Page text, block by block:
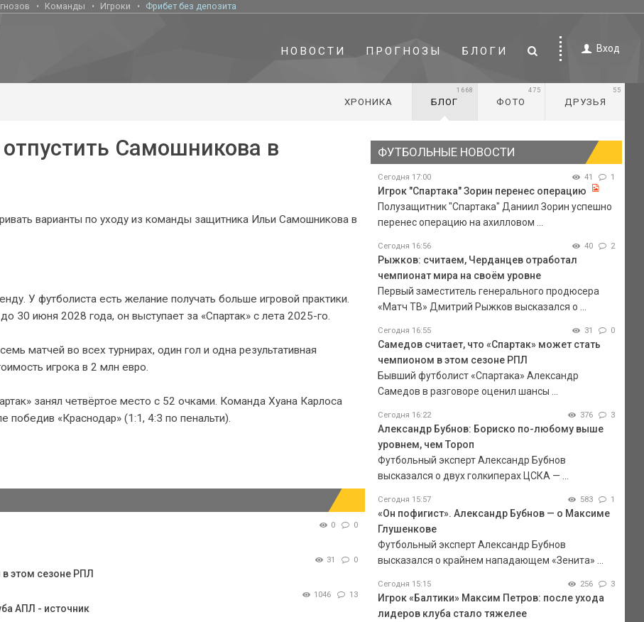
Команды Игроки Фрибет без депозита
НОВОСТИ ПРОГНОЗЫ БЛОГИ Вход
ХРОНИКА БЛОГ
1668
ФОТО
475
ДРУЗЬЯ
55
отпустить Самошникова в
варианты по уходу из команды защитника Ильи Самошникова в
У футболиста есть желание получать больше игровой практики.
30 июня 2028 года, он выступает за «Спартак» с лета 2025-го.
матчей во всех турнирах, один гол и одна результативная
игрока в 2 млн евро.
занял четвёртое место с 52 очками. Команда Хуана Карлоса
победив «Краснодар» (1:1, 4:3 по пенальти).
0 0
31 0
этом сезоне РПЛ
1046 13
АПЛ - источник
ФУТБОЛЬНЫЕ НОВОСТИ
Сегодня 17:00 41 1
Игрок "Спартака" Зорин перенес операцию
Полузащитник "Спартака" Даниил Зорин успешно
перенес операцию на ахилловом ...
Сегодня 16:56 40 2
Рыжков: считаем, Черданцев отработал
чемпионат мира на своём уровне
Первый заместитель генерального продюсера
«Матч ТВ» Дмитрий Рыжков высказался о ...
Сегодня 16:55 31 0
Самедов считает, что «Спартак» может стать
чемпионом в этом сезоне РПЛ
Бывший футболист «Спартака» Александр
Самедов в разговоре оценил шансы ...
Сегодня 16:22 376 3
Александр Бубнов: Бориско по-любому выше
уровнем, чем Тороп
Футбольный эксперт Александр Бубнов
высказался о двух голкиперах ЦСКА — ...
Сегодня 15:57 583 1
«Он пофигист». Александр Бубнов — о Максиме
Глушенкове
Футбольный эксперт Александр Бубнов
высказался о крайнем нападающем «Зенита» ...
Сегодня 15:15 256 3
Игрок «Балтики» Максим Петров: после ухода
лидеров клуба стало тяжелее